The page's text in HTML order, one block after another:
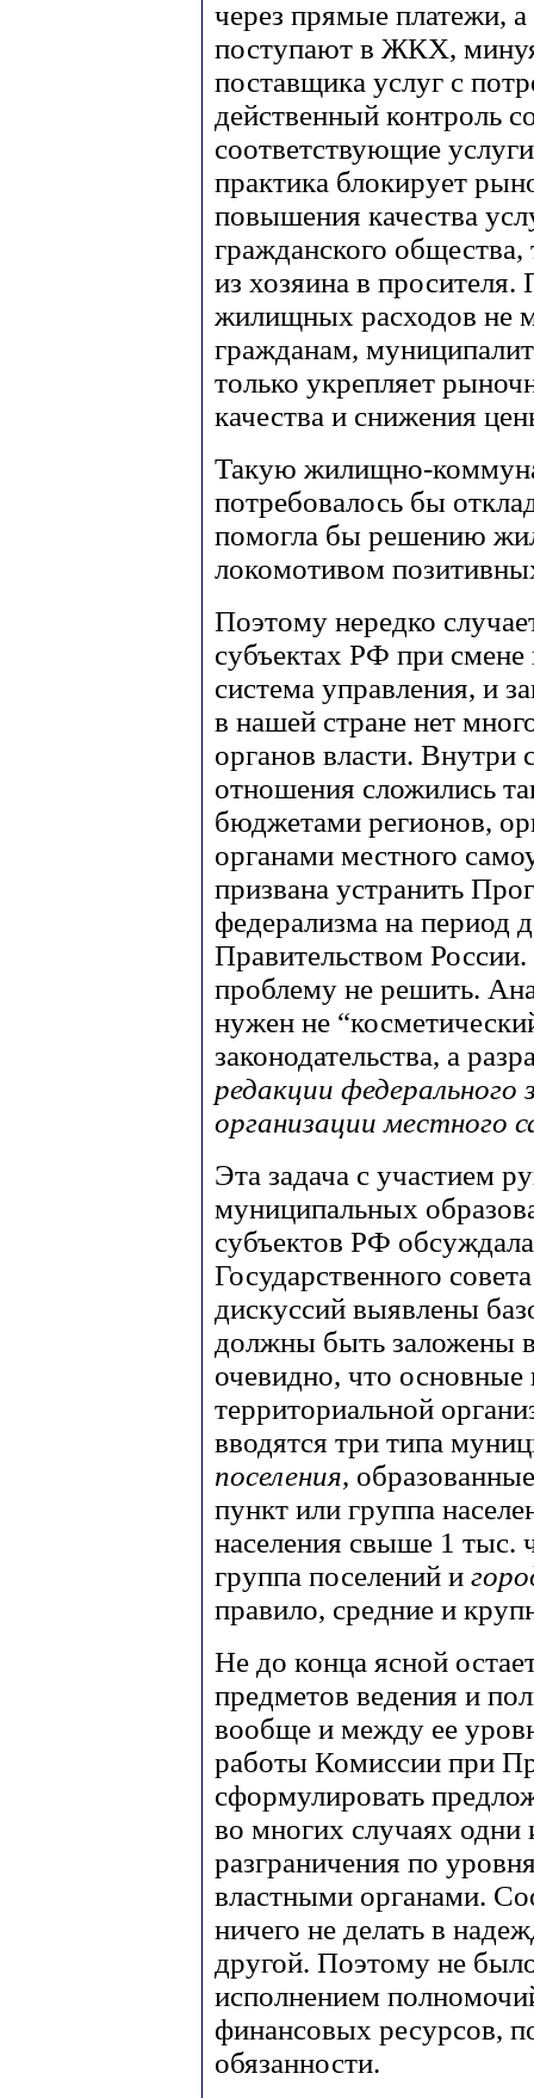
через прямые платежи,
поступают в ЖКХ,
поставщика услуг с
действенный контроль
соответствующие
практика блокирует
повышения качества
гражданского
из хозяина в
жилищных расходов не
гражданам,
только укрепляет
качества и снижения
Такую жилищно-
потребовалось бы
помогла бы решению
локомотивом
Поэтому нередко
субъектах РФ при смене
система управления, и
в нашей стране нет
органов власти.
отношения сложились
бюджетами регионов,
органами местного
призвана устранить
федерализма на период
Правительством
проблему не решить.
нужен не
законодательства, а
редакции
организации местного
Эта задача с участием
муниципальных
субъектов РФ
Государственного
дискуссий выявлены
должны быть заложены
очевидно, что основные
территориальной
вводятся три типа
поселения,
пункт или группа
населения свыше 1 тыс.
группа поселений и
правило, средние и
Не до конца ясной
предметов ведения и
вообще и между ее
работы Комиссии при
сформулировать
во многих случаях одни
разграничения по
властными органами.
ничего не делать в
другой. Поэтому не
исполнением
финансовых ресурсов,
обязанности.